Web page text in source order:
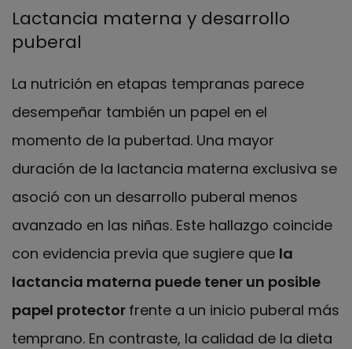
Lactancia materna y desarrollo
puberal
La nutrición en etapas tempranas parece
desempeñar también un papel en el
momento de la pubertad. Una mayor
duración de la lactancia materna exclusiva se
asoció con un desarrollo puberal menos
avanzado en las niñas. Este hallazgo coincide
con evidencia previa que sugiere que la
lactancia materna puede tener un posible
papel protector frente a un inicio puberal más
temprano. En contraste, la calidad de la dieta